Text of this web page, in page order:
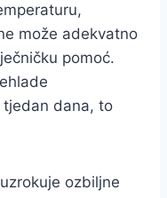
može adekvatno
pomoć.
dana, to
ozbiljne